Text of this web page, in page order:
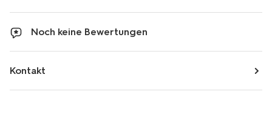
Noch keine Bewertungen
Kontakt